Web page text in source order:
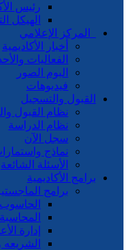
رئيس
الهيكل
المركز الإعلامي
أخبار الأكاديمية
الفعاليات
البوم الصور
فيديوهات
القبول والتسجيل
نظام القبول
نظام الدراسة
سجل الآن
نماذج
الأسئلة الشائعة
برامج الأكاديمية
برامج
المحاسبة
إدارة
الشريعه